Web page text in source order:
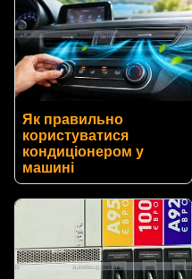
Як правильно
користуватися
кондиціонером у
машині